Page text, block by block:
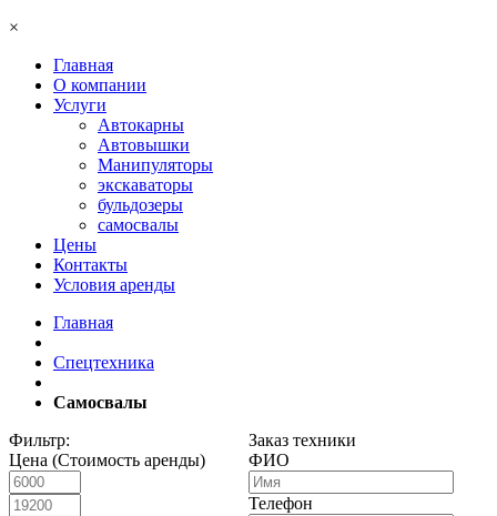
×
Главная
О компании
Услуги
Автокарны
Автовышки
Манипуляторы
экскаваторы
бульдозеры
самосвалы
Цены
Контакты
Условия аренды
Главная
Спецтехника
Самосвалы
Фильтр:
Цена (Стоимость аренды)
Заказ техники
ФИО
Телефон